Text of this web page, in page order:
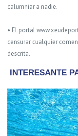
calumniar a nadie.
• El portal
censurar cualquier
descrita.